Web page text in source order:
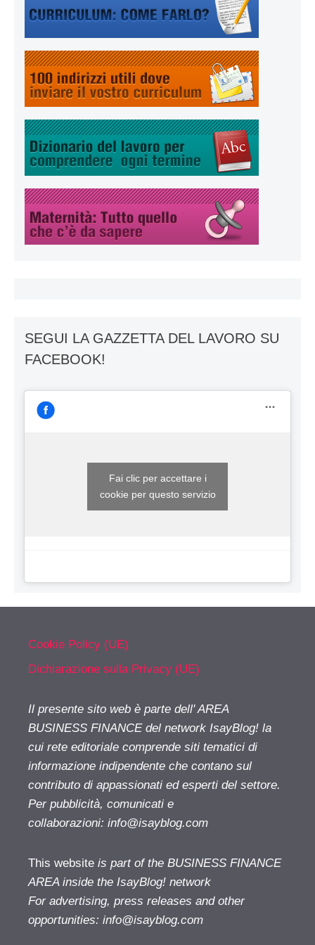
SEGUI LA GAZZETTA DEL LAVORO SU
FACEBOOK!
Fai clic per accettare i
cookie per questo servizio
Cookie Policy (UE)
Dichiarazione sulla Privacy (UE)
Il presente sito web è parte dell' AREA
BUSINESS FINANCE del network IsayBlog! la
cui rete editoriale comprende siti tematici di
informazione indipendente che contano sul
contributo di appassionati ed esperti del settore.
Per pubblicità, comunicati e
collaborazioni: info@isayblog.com
This website is part of the BUSINESS FINANCE
AREA inside the IsayBlog! network
For advertising, press releases and other
opportunities: info@isayblog.com